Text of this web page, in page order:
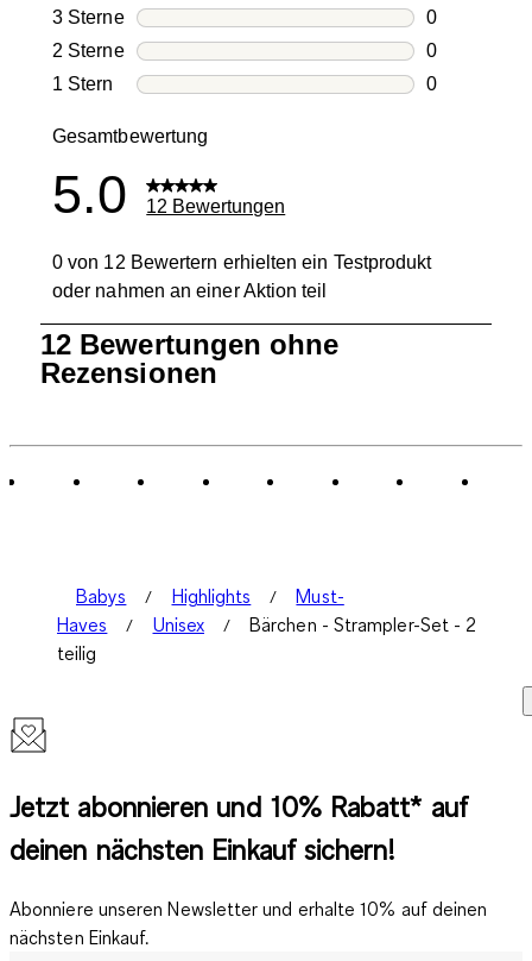
0
3 SterneSterne
0
0
2 SterneSterne
0
0
1 Stern Sterne
0
Gesamtbewertung
5.0 12 Bewertungen
0 von 12 Bewertern erhielten ein Testprodukt
oder nahmen an einer Aktion teil
bis
12
Bewertungen.
12 Bewertungen ohne
Rezensionen
Babys Highlights
Must-
Haves
Unisex
Bärchen - Strampler-Set - 2
teilig
Jetzt abonnieren und 10% Rabatt* auf
deinen nächsten Einkauf sichern!
Abonniere unseren Newsletter und erhalte 10% auf deinen
nächsten Einkauf.